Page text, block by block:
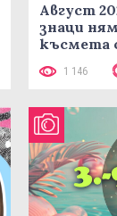
Август
знаци
късмета
1 146